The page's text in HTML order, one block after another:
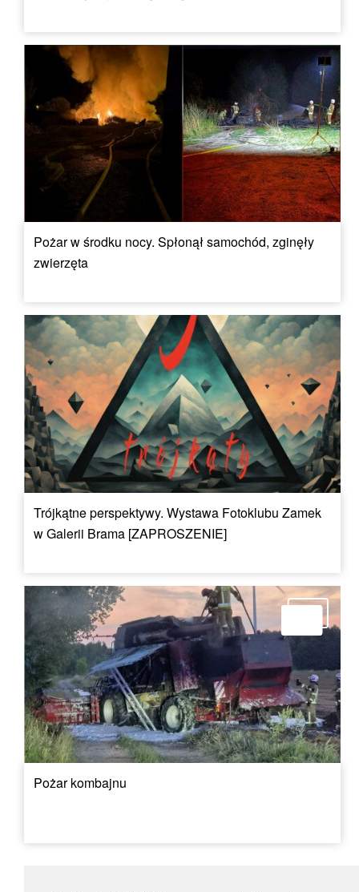
Pożar w środku nocy. Spłonął samochód, zginęły
zwierzęta
Trójkątne perspektywy. Wystawa Fotoklubu Zamek
w Galerii Brama [ZAPROSZENIE]
Pożar kombajnu